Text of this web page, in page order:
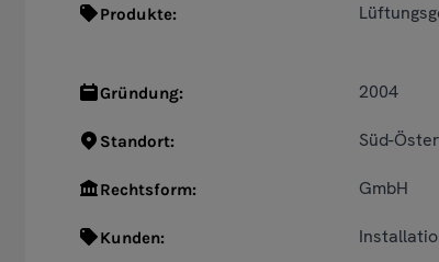
Produkte:
Gründung: 2004
Standort: Süd-
Rechtsform: GmbH
Kunden: